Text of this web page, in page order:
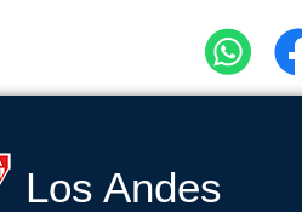
Los Andes